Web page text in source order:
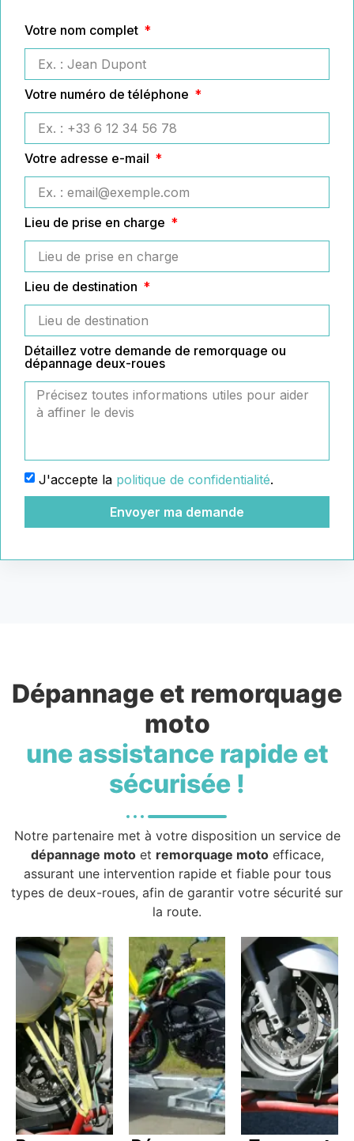
Votre nom complet
Votre numéro de téléphone
Votre adresse e-mail
Lieu de prise en charge
Lieu de destination
Détaillez votre demande de remorquage ou
dépannage deux-roues
J'accepte la politique de confidentialité.
Envoyer ma demande
Dépannage et remorquage
moto
une assistance rapide et
sécurisée !
Notre partenaire met à votre disposition un service de
dépannage motoet remorquage motoefficace,
assurant une intervention rapide et fiable pour tous
types de deux-roues, afin de garantir votre sécurité sur
la route.